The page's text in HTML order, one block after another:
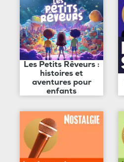
Les Petits Rêveurs :
histoires et
aventures pour
enfants